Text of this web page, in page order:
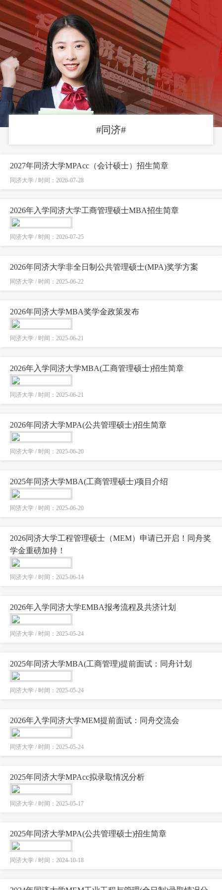
#同济#
2027年同济大学MPAcc（会计硕士）招生简章
同济大学 / 时间：2026-07-28
2026年入学同济大学工商管理硕士MBA招生简章
同济大学 / 时间：2026-07-25
2026年同济大学非全日制公共管理硕士(MPA)奖学方案
同济大学 / 时间：2025-06-22
2026年同济大学MBA奖学金政策发布
同济大学 / 时间：2025-06-21
2026年入学同济大学MBA(工商管理硕士)招生简章
同济大学 / 时间：2025-06-21
2026年同济大学MPA(公共管理硕士)招生简章
同济大学 / 时间：2025-06-20
2025年同济大学MBA(工商管理硕士)项目介绍
同济大学 / 时间：2025-06-20
2026同济大学工程管理硕士（MEM）申请已开启！同舟奖
学金重磅加持！
同济大学 / 时间：2025-06-14
2026年入学同济大学EMBA报考流程及共济计划
同济大学 / 时间：2025-05-24
2025年同济大学MBA(工商管理)提前面试：同舟计划
同济大学 / 时间：2025-05-24
2026年入学同济大学MEM提前面试：同舟交流会
同济大学 / 时间：2025-05-24
2025年同济大学MPAcc拟录取情况分析
同济大学 / 时间：2025-05-17
2025年同济大学MPA(公共管理硕士)招生简章
同济大学 / 时间：2024-10-18